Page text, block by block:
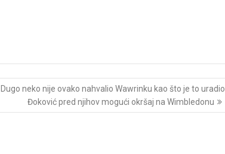
Dugo neko nije ovako nahvalio Wawrinku kao što je to uradio
Đoković pred njihov mogući okršaj na Wimbledonu